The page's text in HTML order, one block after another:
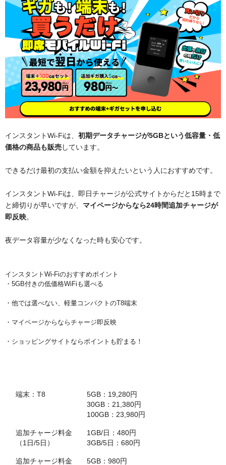
インスタントWi-Fiは、 初期データチャージが5GBという低容量・低
価格の商品も販売しています。
できるだけ最初の支払い金額を抑えたいという人におすすめです。
インスタントWi-Fiは、即日チャージが公式サイトからだと15時まで
と締切りが早いですが、 マイページからなら24時間追加チャージが
即反映。
夜データ容量が少なくなった時も安心です。
インスタントWi-Fiのおすすめポイント
・5GB付きの低価格WiFiも選べる
・他では選べない、軽量コンパクトのT8端末
・マイページからならチャージ即反映
・ショッピングサイトならポイントも貯まる！
端末：T8
5GB：19,280円
30GB：21,380円
100GB：23,980円
追加チャージ料金
（1日/5日）
1GB/日：480円
3GB/5日：680円
追加チャージ料金
5GB：980円